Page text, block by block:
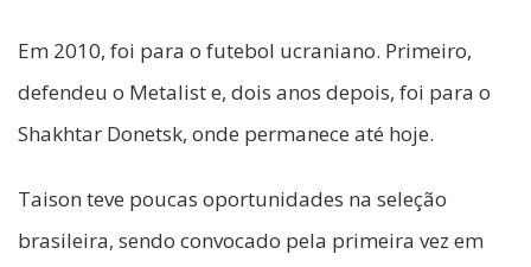
Em 2010, foi para o futebol ucraniano. Primeiro,
defendeu o Metalist e, dois anos depois, foi para o
Shakhtar Donetsk, onde permanece até hoje.
Taison teve poucas oportunidades na seleção
brasileira, sendo convocado pela primeira vez em